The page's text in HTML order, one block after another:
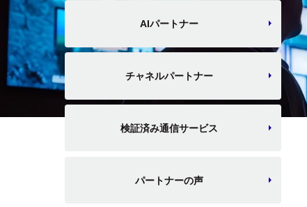
AIパートナー
チャネルパートナー
検証済み通信サービス
パートナーの声